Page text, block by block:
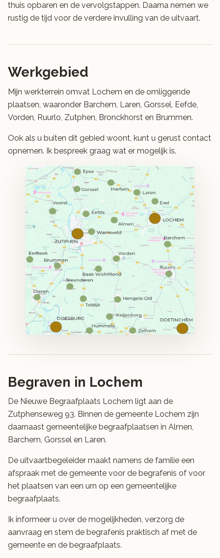
thuis opbaren en de vervolgstappen. Daarna nemen we
rustig de tijd voor de verdere invulling van de uitvaart.
Werkgebied
Mijn werkterrein omvat Lochem en de omliggende
plaatsen, waaronder Barchem, Laren, Gorssel, Eefde,
Vorden, Ruurlo, Zutphen, Bronckhorst en Brummen.
Ook als u buiten dit gebied woont, kunt u gerust contact
opnemen. Ik bespreek graag wat er mogelijk is.
Begraven in Lochem
De Nieuwe Begraafplaats Lochem ligt aan de
Zutphenseweg 93. Binnen de gemeente Lochem zijn
daarnaast gemeentelijke begraafplaatsen in Almen,
Barchem, Gorssel en Laren.
De uitvaartbegeleider maakt namens de familie een
afspraak met de gemeente voor de begrafenis of voor
het plaatsen van een urn op een gemeentelijke
begraafplaats.
Ik informeer u over de mogelijkheden, verzorg de
aanvraag en stem de begrafenis praktisch af met de
gemeente en de begraafplaats.